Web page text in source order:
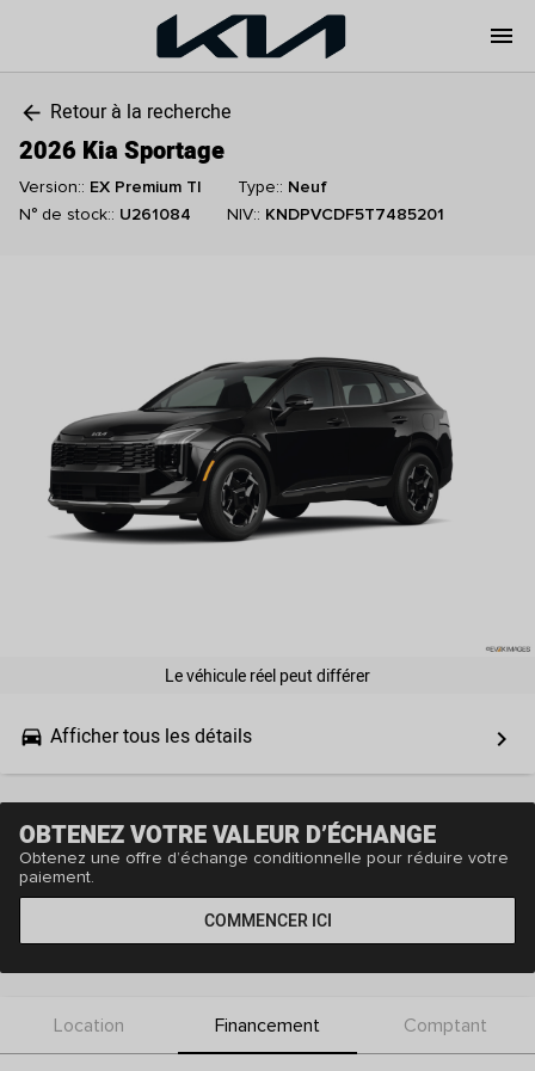
menu
arrow_back Retour à la recherche
2026 Kia Sportage
Version:: EX Premium TI Type:: Neuf
N° de stock:: U261084 NIV:: KNDPVCDF5T7485201
Le véhicule réel peut différer
drive_eta Afficher tous les détails keyboard_arrow_right
OBTENEZ VOTRE VALEUR D’ÉCHANGE
Obtenez une offre d’échange conditionnelle pour réduire votre
paiement.
COMMENCER ICI
Location Financement Comptant